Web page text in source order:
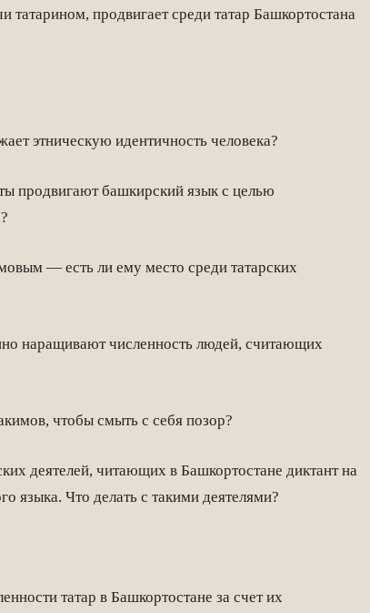
продвигает среди татар Башкортостана
этническую идентичность человека?
продвигают башкирский язык с целью
— есть ли ему место среди татарских
наращивают численность людей, считающих
чтобы смыть с себя позор?
деятелей, читающих в Башкортостане диктант на
языка. Что делать с такими деятелями?
татар в Башкортостане за счет их